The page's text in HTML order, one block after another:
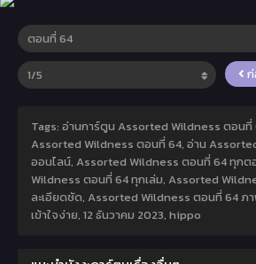
Tags: อ่านการ์ตูน Assorted Wildness ตอนที่
Assorted Wildness ตอนที่ 64, อ่าน
ออนไลน์, Assorted Wildness ตอนที่ 64 ทุกต
Wildness ตอนที่ 64 ทุกเล่ม, Assorted
ละเอียดชัด, Assorted Wildness ตอนที่ 64 ภ
เข้าใจง่าย, 12 ธันวาคม 2023, hippo